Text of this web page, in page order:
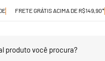
FRETE GRÁTIS ACIMA DE R$149,90*